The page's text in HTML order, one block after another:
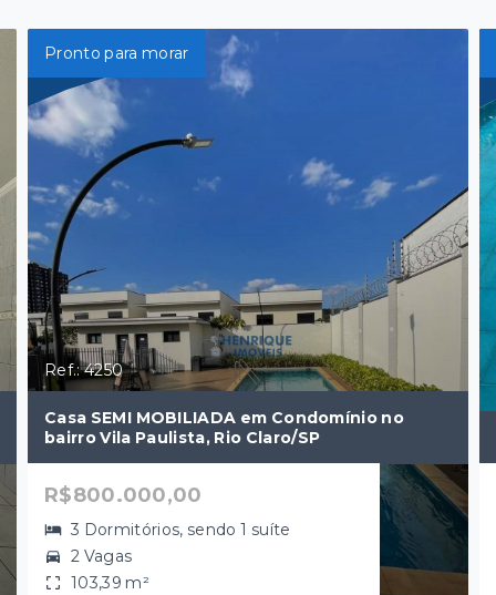
Pronto para morar
Ref.: 4250
Casa SEMI MOBILIADA em Condomínio no
bairro Vila Paulista, Rio Claro/SP
R$800.000,00
3 Dormitórios, sendo 1 suíte
2 Vagas
103,39 m²